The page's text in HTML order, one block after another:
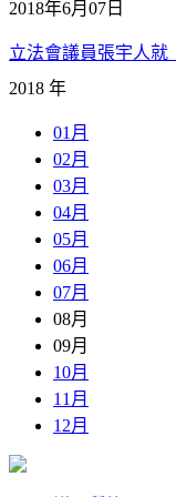
2018年6月07日
立法會議員張宇人就
2018 年
01月
02月
03月
04月
05月
06月
07月
08月
09月
10月
11月
12月